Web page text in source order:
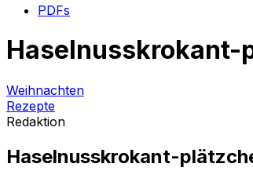
PDFs
Haselnusskrokant-
Weihnachten
Rezepte
Redaktion
Haselnusskrokant-